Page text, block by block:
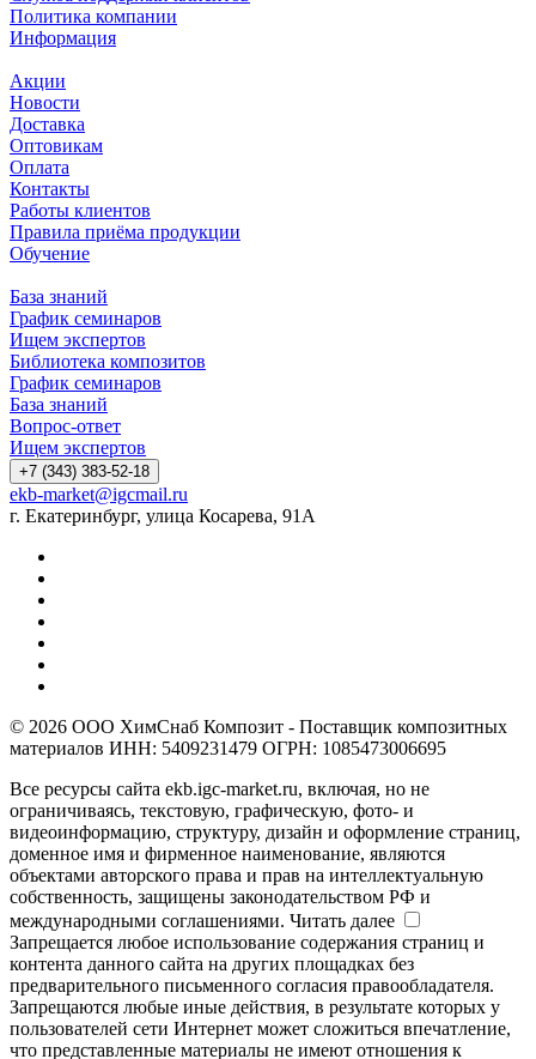
Политика компании
Информация
Акции
Новости
Доставка
Оптовикам
Оплата
Контакты
Работы клиентов
Правила приёма продукции
Обучение
База знаний
График семинаров
Ищем экспертов
Библиотека композитов
График семинаров
База знаний
Вопрос-ответ
Ищем экспертов
+7 (343) 383-52-18
ekb-market@igcmail.ru
г. Екатеринбург, улица Косарева, 91А
© 2026 ООО ХимСнаб Композит - Поставщик композитных
материалов ИНН: 5409231479 ОГРН: 1085473006695
Все ресурсы сайта ekb.igc-market.ru, включая, но не
ограничиваясь, текстовую, графическую, фото- и
видеоинформацию, структуру, дизайн и оформление страниц,
доменное имя и фирменное наименование, являются
объектами авторского права и прав на интеллектуальную
собственность, защищены законодательством РФ и
международными соглашениями. Читать далее
Запрещается любое использование содержания страниц и
контента данного сайта на других площадках без
предварительного письменного согласия правообладателя.
Запрещаются любые иные действия, в результате которых у
пользователей сети Интернет может сложиться впечатление,
что представленные материалы не имеют отношения к